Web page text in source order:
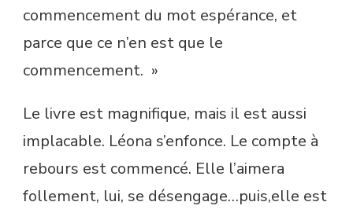
commencement du mot espérance, et
parce que ce n’en est que le
commencement. »
Le livre est magnifique, mais il est aussi
implacable. Léona s’enfonce. Le compte à
rebours est commencé. Elle l’aimera
follement, lui, se désengage…puis,elle est